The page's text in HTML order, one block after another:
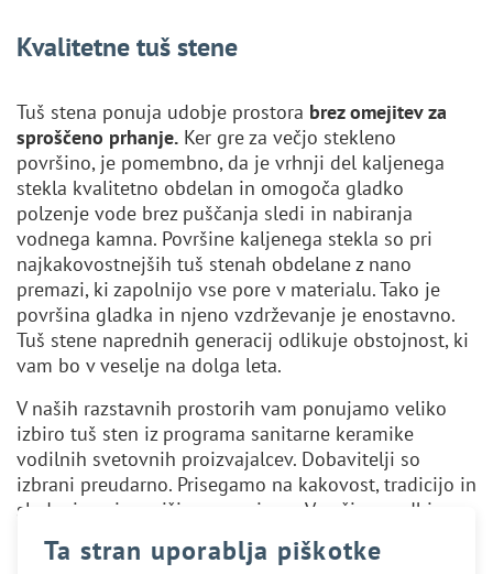
Ta stran uporablja piškotke
Kvalitetne tuš stene
Tuš stena ponuja udobje prostora brez omejitev za
sproščeno prhanje. Ker gre za večjo stekleno
površino, je pomembno, da je vrhnji del kaljenega
stekla kvalitetno obdelan in omogoča gladko
polzenje vode brez puščanja sledi in nabiranja
vodnega kamna. Površine kaljenega stekla so pri
najkakovostnejših tuš stenah obdelane z nano
premazi, ki zapolnijo vse pore v materialu. Tako je
površina gladka in njeno vzdrževanje je enostavno.
Tuš stene naprednih generacij odlikuje obstojnost, ki
vam bo v veselje na dolga leta.
V naših razstavnih prostorih vam ponujamo veliko
izbiro tuš sten iz programa sanitarne keramike
vodilnih svetovnih proizvajalcev. Dobavitelji so
izbrani preudarno. Prisegamo na kakovost, tradicijo in
sledenje najnovejšim smernicam. V naši ponudbi so
priznana imena,
kot so Arblu, Novellini in slovenski
Kolpa san.